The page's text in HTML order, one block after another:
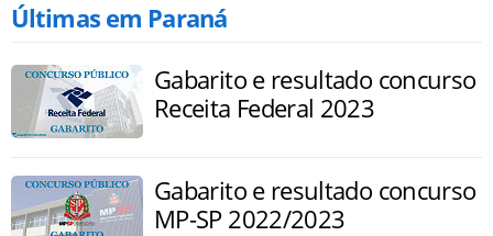
Últimas em Paraná
Gabarito e resultado concurso
Receita Federal 2023
Gabarito e resultado concurso
MP-SP 2022/2023